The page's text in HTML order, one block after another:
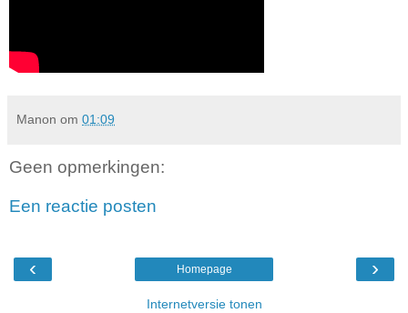
Manon om 01:09
Geen opmerkingen:
Een reactie posten
‹ ›
Homepage
Internetversie tonen